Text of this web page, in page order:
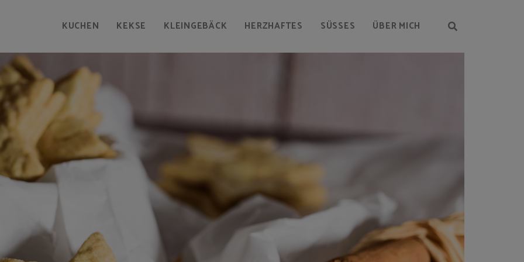
KUCHEN KEKSE KLEINGEBÄCK HERZHAFTES SÜSSES ÜBER MICH